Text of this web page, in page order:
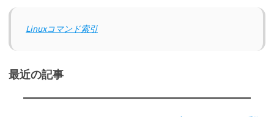
Linuxコマンド索引
最近の記事